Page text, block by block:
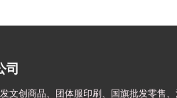
司
文创商品、团体服印刷、 国旗批发零售